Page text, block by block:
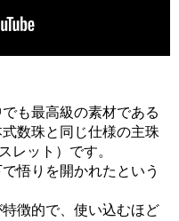
も最高級の素材である
数珠と同じ仕様の主珠
レット）です。
悟りを開かれたという
徴的で、使い込むほど